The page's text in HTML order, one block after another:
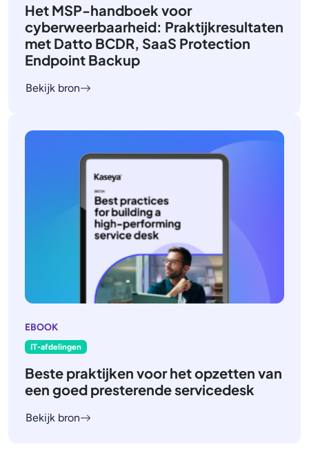
Het MSP-handboek voor
cyberweerbaarheid: Praktijkresultaten
met Datto BCDR, SaaS Protection
Endpoint Backup
Bekijk bron
EBOOK
IT-afdelingen
Beste praktijken voor het opzetten van
een goed presterende servicedesk
Bekijk bron